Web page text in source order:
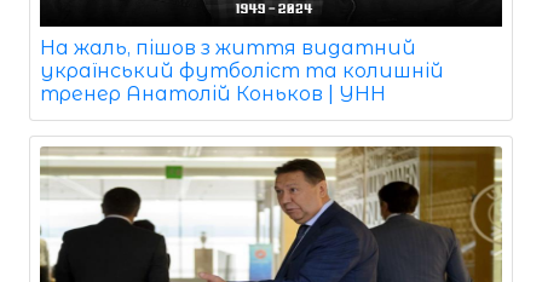
На жаль, пішов з життя видатний
український футболіст та колишній
тренер Анатолій Коньков | УНН